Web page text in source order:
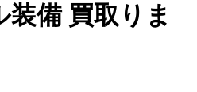
備 買取りま